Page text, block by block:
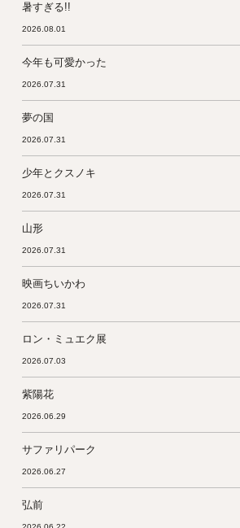
暑すぎる!!
2026.08.01
今年も可愛かった
2026.07.31
夢の国
2026.07.31
少年とクスノキ
2026.07.31
山形
2026.07.31
映画ちいかわ
2026.07.31
ロン・ミュエク展
2026.07.03
紫陽花
2026.06.29
サファリパーク
2026.06.27
弘前